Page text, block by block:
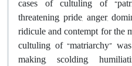
threatening, pride, anger,
ridicule and contempt for the
cultuling of “matriarchy”
making, scolding,